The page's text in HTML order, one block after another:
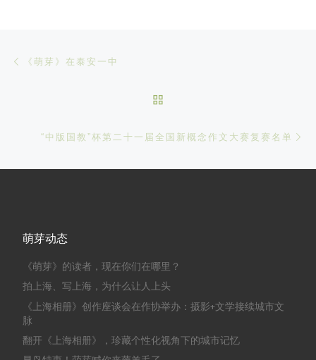
文章导航
《萌芽》在泰安一中
“中版国教”杯第二十一届全国新概念作文大赛复赛名单
萌芽动态
《萌芽》的读者，现在你们在哪里？
拍上海、写上海，为什么让人上头
《上海相册》创作座谈会在作协举办：摄影+文学接续城市文
脉
翻开《上海相册》，珍藏个性化视角下的城市记忆